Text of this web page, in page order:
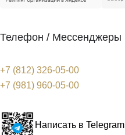
Телефон / Мессенджеры
+7 (812) 326-05-00
+7 (981) 960-05-00
Написать в Telegram